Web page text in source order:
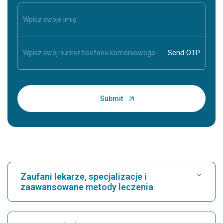
Zaufani lekarze, specjalizacje i
zaawansowane metody leczenia
Znajdź szpital